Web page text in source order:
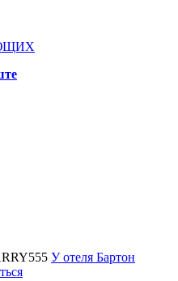
У отеля Бартон